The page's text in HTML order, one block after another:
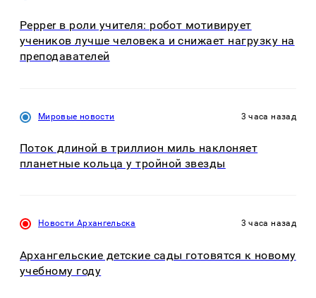
Pepper в роли учителя: робот мотивирует
учеников лучше человека и снижает нагрузку на
преподавателей
Мировые новости 3 часа назад
Поток длиной в триллион миль наклоняет
планетные кольца у тройной звезды
Новости Архангельска 3 часа назад
Архангельские детские сады готовятся к новому
учебному году